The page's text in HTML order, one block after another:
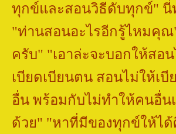
ทุกข์และสอนวิธีดับทุกข์" นี่
"ท่านสอนอะไรอีกรู้ไหมคุณ
ครับ" "เอาล่ะจะบอกให้สอ
เบียดเบียนตน สอนไม่ให้เบี
อื่น พร้อมกับไม่ทำให้คนอื่น
ด้วย" "หาที่มีของทุกข์ให้ไ